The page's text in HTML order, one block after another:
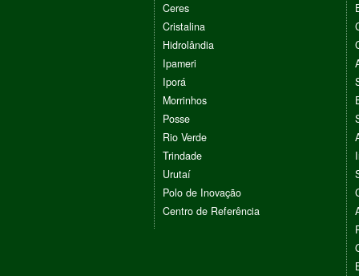
Ceres
Cristalina
Hidrolândia
Ipameri
Iporá
Morrinhos
Posse
Rio Verde
Trindade
Urutaí
Polo de Inovação
Centro de Referência